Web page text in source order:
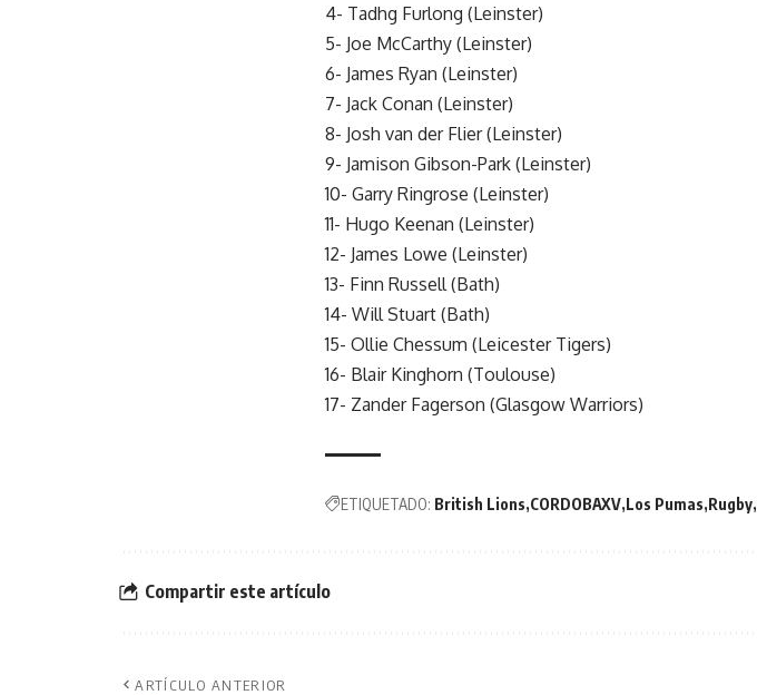
4- Tadhg Furlong (Leinster)
5- Joe McCarthy (Leinster)
6- James Ryan (Leinster)
7- Jack Conan (Leinster)
8- Josh van der Flier (Leinster)
9- Jamison Gibson-Park (Leinster)
10- Garry Ringrose (Leinster)
11- Hugo Keenan (Leinster)
12- James Lowe (Leinster)
13- Finn Russell (Bath)
14- Will Stuart (Bath)
15- Ollie Chessum (Leicester Tigers)
16- Blair Kinghorn (Toulouse)
17- Zander Fagerson (Glasgow Warriors)
ETIQUETADO: British Lions CORDOBAXV Los Pumas Rugby
Compartir este artículo
ARTÍCULO ANTERIOR